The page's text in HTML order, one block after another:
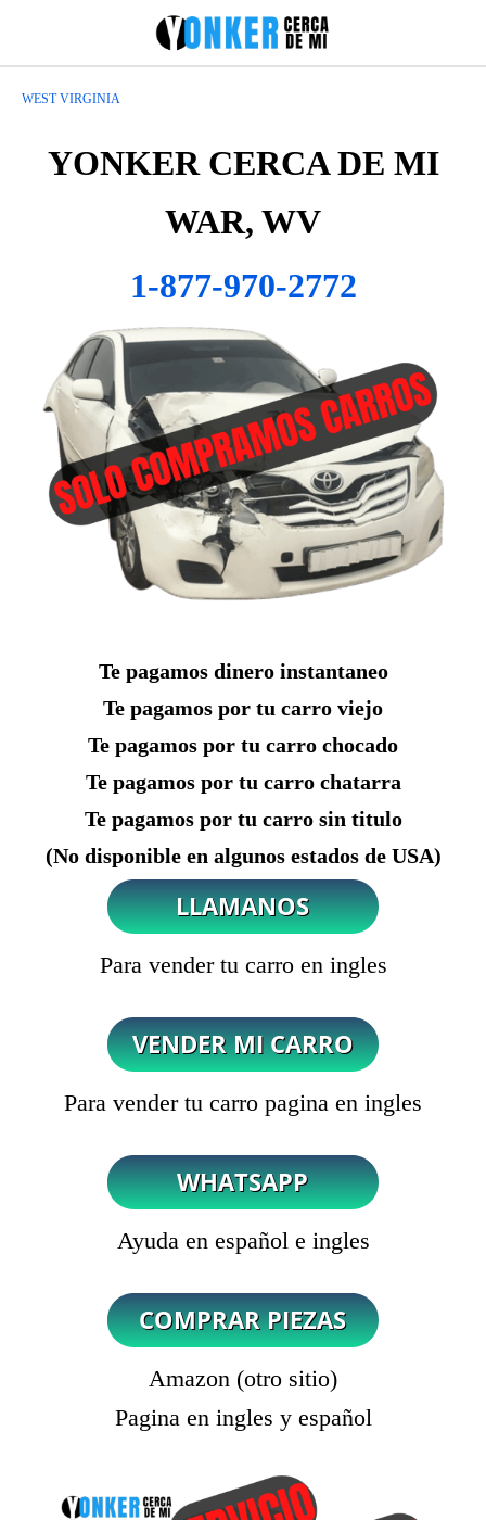
WEST VIRGINIA
YONKER CERCA DE MI
WAR, WV
1-877-970-2772
Te pagamos dinero instantaneo
Te pagamos por tu carro viejo
Te pagamos por tu carro chocado
Te pagamos por tu carro chatarra
Te pagamos por tu carro sin titulo
(No disponible en algunos estados de USA)
Para vender tu carro en ingles
Para vender tu carro pagina en ingles
Ayuda en español e ingles
Amazon (otro sitio)
Pagina en ingles y español